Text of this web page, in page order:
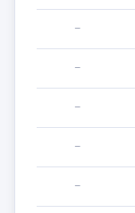
—
—
—
—
—